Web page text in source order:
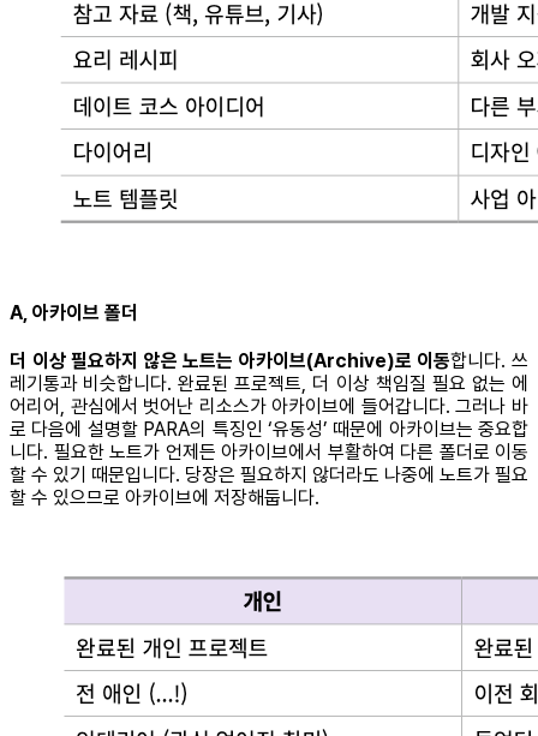
A, 아카이브 폴더
더 이상 필요하지 않은 노트는 아카이브(Archive)로 이동합니다. 쓰
레기통과 비슷합니다. 완료된 프로젝트, 더 이상 책임질 필요 없는 에
어리어, 관심에서 벗어난 리소스가 아카이브에 들어갑니다. 그러나 바
로 다음에 설명할 PARA의 특징인 ‘유동성’ 때문에 아카이브는 중요합
니다. 필요한 노트가 언제든 아카이브에서 부활하여 다른 폴더로 이동
할 수 있기 때문입니다. 당장은 필요하지 않더라도 나중에 노트가 필요
할 수 있으므로 아카이브에 저장해둡니다.